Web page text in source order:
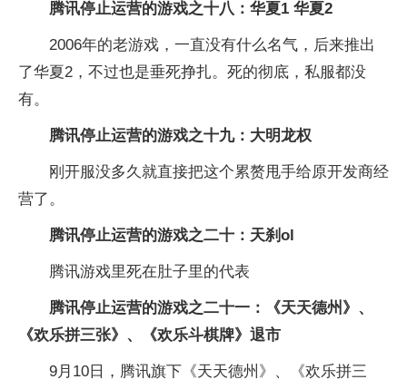
腾讯停止运营的游戏之十八：华夏1 华夏2
2006年的老游戏，一直没有什么名气，后来推出
了华夏2，不过也是垂死挣扎。死的彻底，私服都没
有。
腾讯停止运营的游戏之十九：大明龙权
刚开服没多久就直接把这个累赘甩手给原开发商经
营了。
腾讯停止运营的游戏之二十：天刹ol
腾讯游戏里死在肚子里的代表
腾讯停止运营的游戏之二十一：《天天德州》、
《欢乐拼三张》、《欢乐斗棋牌》退市
9月10日，腾讯旗下《天天德州》、《欢乐拼三